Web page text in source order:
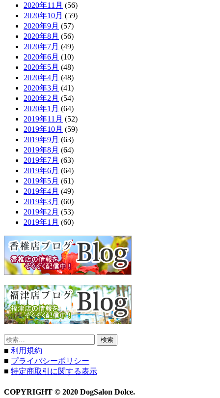
2020年11月 (56)
2020年10月 (59)
2020年9月 (57)
2020年8月 (56)
2020年7月 (49)
2020年6月 (10)
2020年5月 (48)
2020年4月 (48)
2020年3月 (41)
2020年2月 (54)
2020年1月 (64)
2019年11月 (52)
2019年10月 (59)
2019年9月 (63)
2019年8月 (64)
2019年7月 (63)
2019年6月 (64)
2019年5月 (61)
2019年4月 (49)
2019年3月 (60)
2019年2月 (53)
2019年1月 (60)
検
索:
■ 利用規約
■ プライバシーポリシー
■ 特定商取引に関する表示
COPYRIGHT © 2020 DogSalon Dolce.